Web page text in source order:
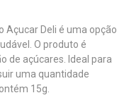
Açucar Deli é uma opção
O produto é
de açúcares. Ideal para
uma quantidade
15g.